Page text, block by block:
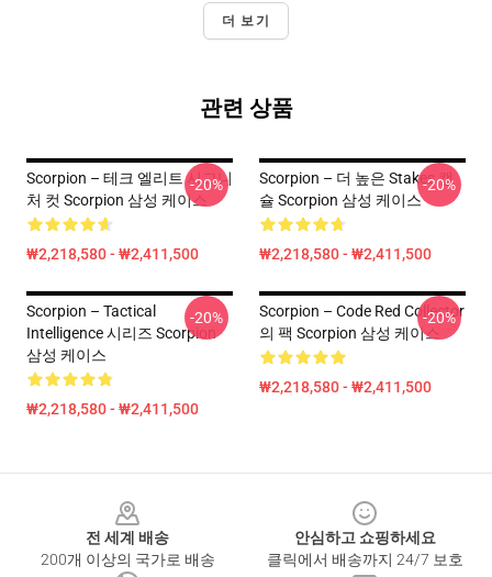
더 보기
관련 상품
Scorpion – 테크 엘리트 시그니
처 컷 Scorpion 삼성 케이스
₩2,218,580 - ₩2,411,500
-20%
Scorpion – 더 높은 Stakes 캡
슐 Scorpion 삼성 케이스
₩2,218,580 - ₩2,411,500
-20%
Scorpion – Tactical
Intelligence 시리즈 Scorpion
삼성 케이스
₩2,218,580 - ₩2,411,500
-20%
Scorpion – Code Red Collector
의 팩 Scorpion 삼성 케이스
₩2,218,580 - ₩2,411,500
-20%
전 세계 배송
200개 이상의 국가로 배송
안심하고 쇼핑하세요
클릭에서 배송까지 24/7 보호